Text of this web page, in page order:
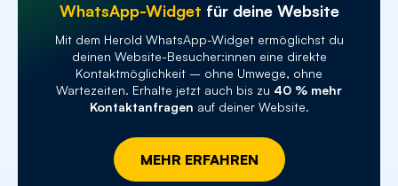
Responsive Design
SSL-Zertifikat
Performance-Statistiken
E-Commerce Upgrade-Option
ab € 100,- /
WhatsApp-Widget für deine Website
Mit dem Herold WhatsApp-Widget ermöglichst du
deinen Website-Besucher:innen eine direkte
Kontaktmöglichkeit – ohne Umwege, ohne
Wartezeiten. Erhalte jetzt auch bis zu 40 % mehr
Kontaktanfragen auf deiner Website.
MEHR ERFAHREN